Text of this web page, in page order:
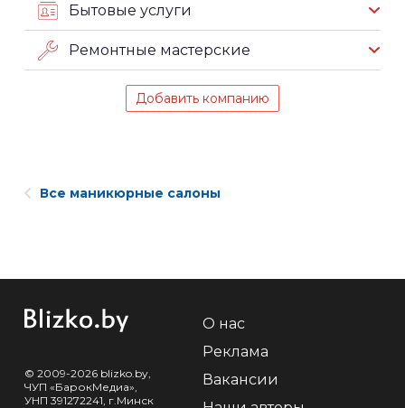
Бытовые услуги
Ремонтные мастерские
Добавить компанию
Все маникюрные салоны
© 2009-2026 blizko.by,
ЧУП «БарокМедиа»,
УНП 391272241, г.Минск
О нас
Реклама
Вакансии